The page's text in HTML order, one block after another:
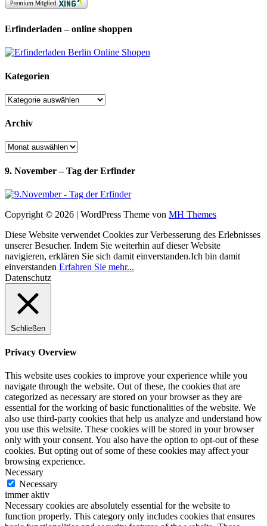
Erfinderladen – online shoppen
Kategorien
Kategorien
Archiv
Archiv
9. November – Tag der Erfinder
Copyright © 2026 | WordPress Theme von MH Themes
Diese Website verwendet Cookies zur Verbesserung des Erlebnisses
unserer Besucher. Indem Sie weiterhin auf dieser Website
navigieren, erklären Sie sich damit einverstanden.Ich bin damit
einverstanden Erfahren Sie mehr...
Datenschutz
Schließen
Privacy Overview
This website uses cookies to improve your experience while you
navigate through the website. Out of these, the cookies that are
categorized as necessary are stored on your browser as they are
essential for the working of basic functionalities of the website. We
also use third-party cookies that help us analyze and understand how
you use this website. These cookies will be stored in your browser
only with your consent. You also have the option to opt-out of these
cookies. But opting out of some of these cookies may affect your
browsing experience.
Necessary
Necessary
immer aktiv
Necessary cookies are absolutely essential for the website to
function properly. This category only includes cookies that ensures